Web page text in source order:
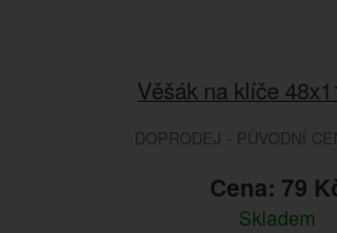
Věšák na klíče
DOPRODEJ - PŮVODNÍ
Cena: 79
Skladem